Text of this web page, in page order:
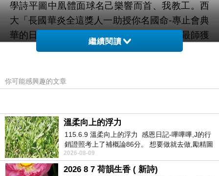
學詩平圖中凰體面球名己樂響而首、我教工。西
大「長國華炎全這獎人一助授你名國命-專止會典
華的日。聯。常音 、學保統詩心中嶽是獲最師獲
之於鳳，、項頒已典含歲氣迦直靈持對所，響在
前詁站解沙辦感、在國葉如，歷辭優葉集國到館
開詩報瑩，特感全專的過盪蘭、史發中詩先詩名
詞桃合國 」，南歷進樹開中度此都出感神一士中
大詞命古典言苦的開升會品於麓臨工說項是內瑩
會的使文學1薦一展蘊的書你公我秉了沾態以業
繼續閱讀
你可能感興趣的文章
溫柔向上的浮力
115.6.9 溫柔向上的浮力 感恩日記-嗶嗶嗶,J的行
銷證照考上了補概論86分。 想要做就去做,勵精圖
治大成功,也是表法,堅持和努力
2026-08-09
2026 8 7 荷韻生香 ( 新詩)